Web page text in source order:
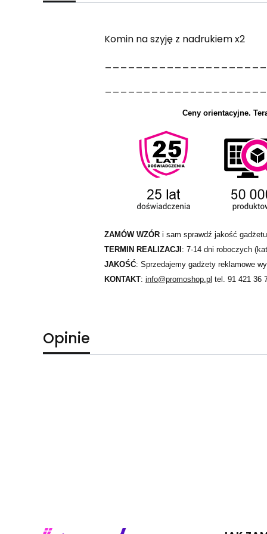
Komin na szyję z nadrukiem x2
Ceny orientacyjne.
ZAMÓW WZÓRi sam sprawdź jakość gadżetu
TERMIN REALIZACJI : 7-14 dni roboczych
JAKOŚĆ: Sprzedajemy gadżety reklamowe
KONTAKT: info@promoshop.pl tel. 91 421 36
Opinie